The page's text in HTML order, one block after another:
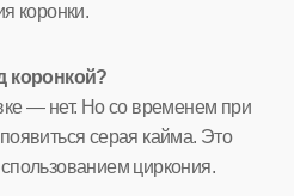
коронки.
коронкой?
— нет. Но со временем при
серая кайма. Это
циркония.